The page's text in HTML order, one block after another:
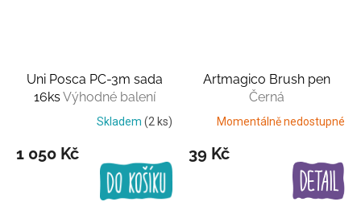
Uni Posca PC-3m sada
16ks Výhodné balení
Skladem (2 ks)
1 050 Kč
Artmagico Brush pen
Černá
Momentálně nedostupné
39 Kč